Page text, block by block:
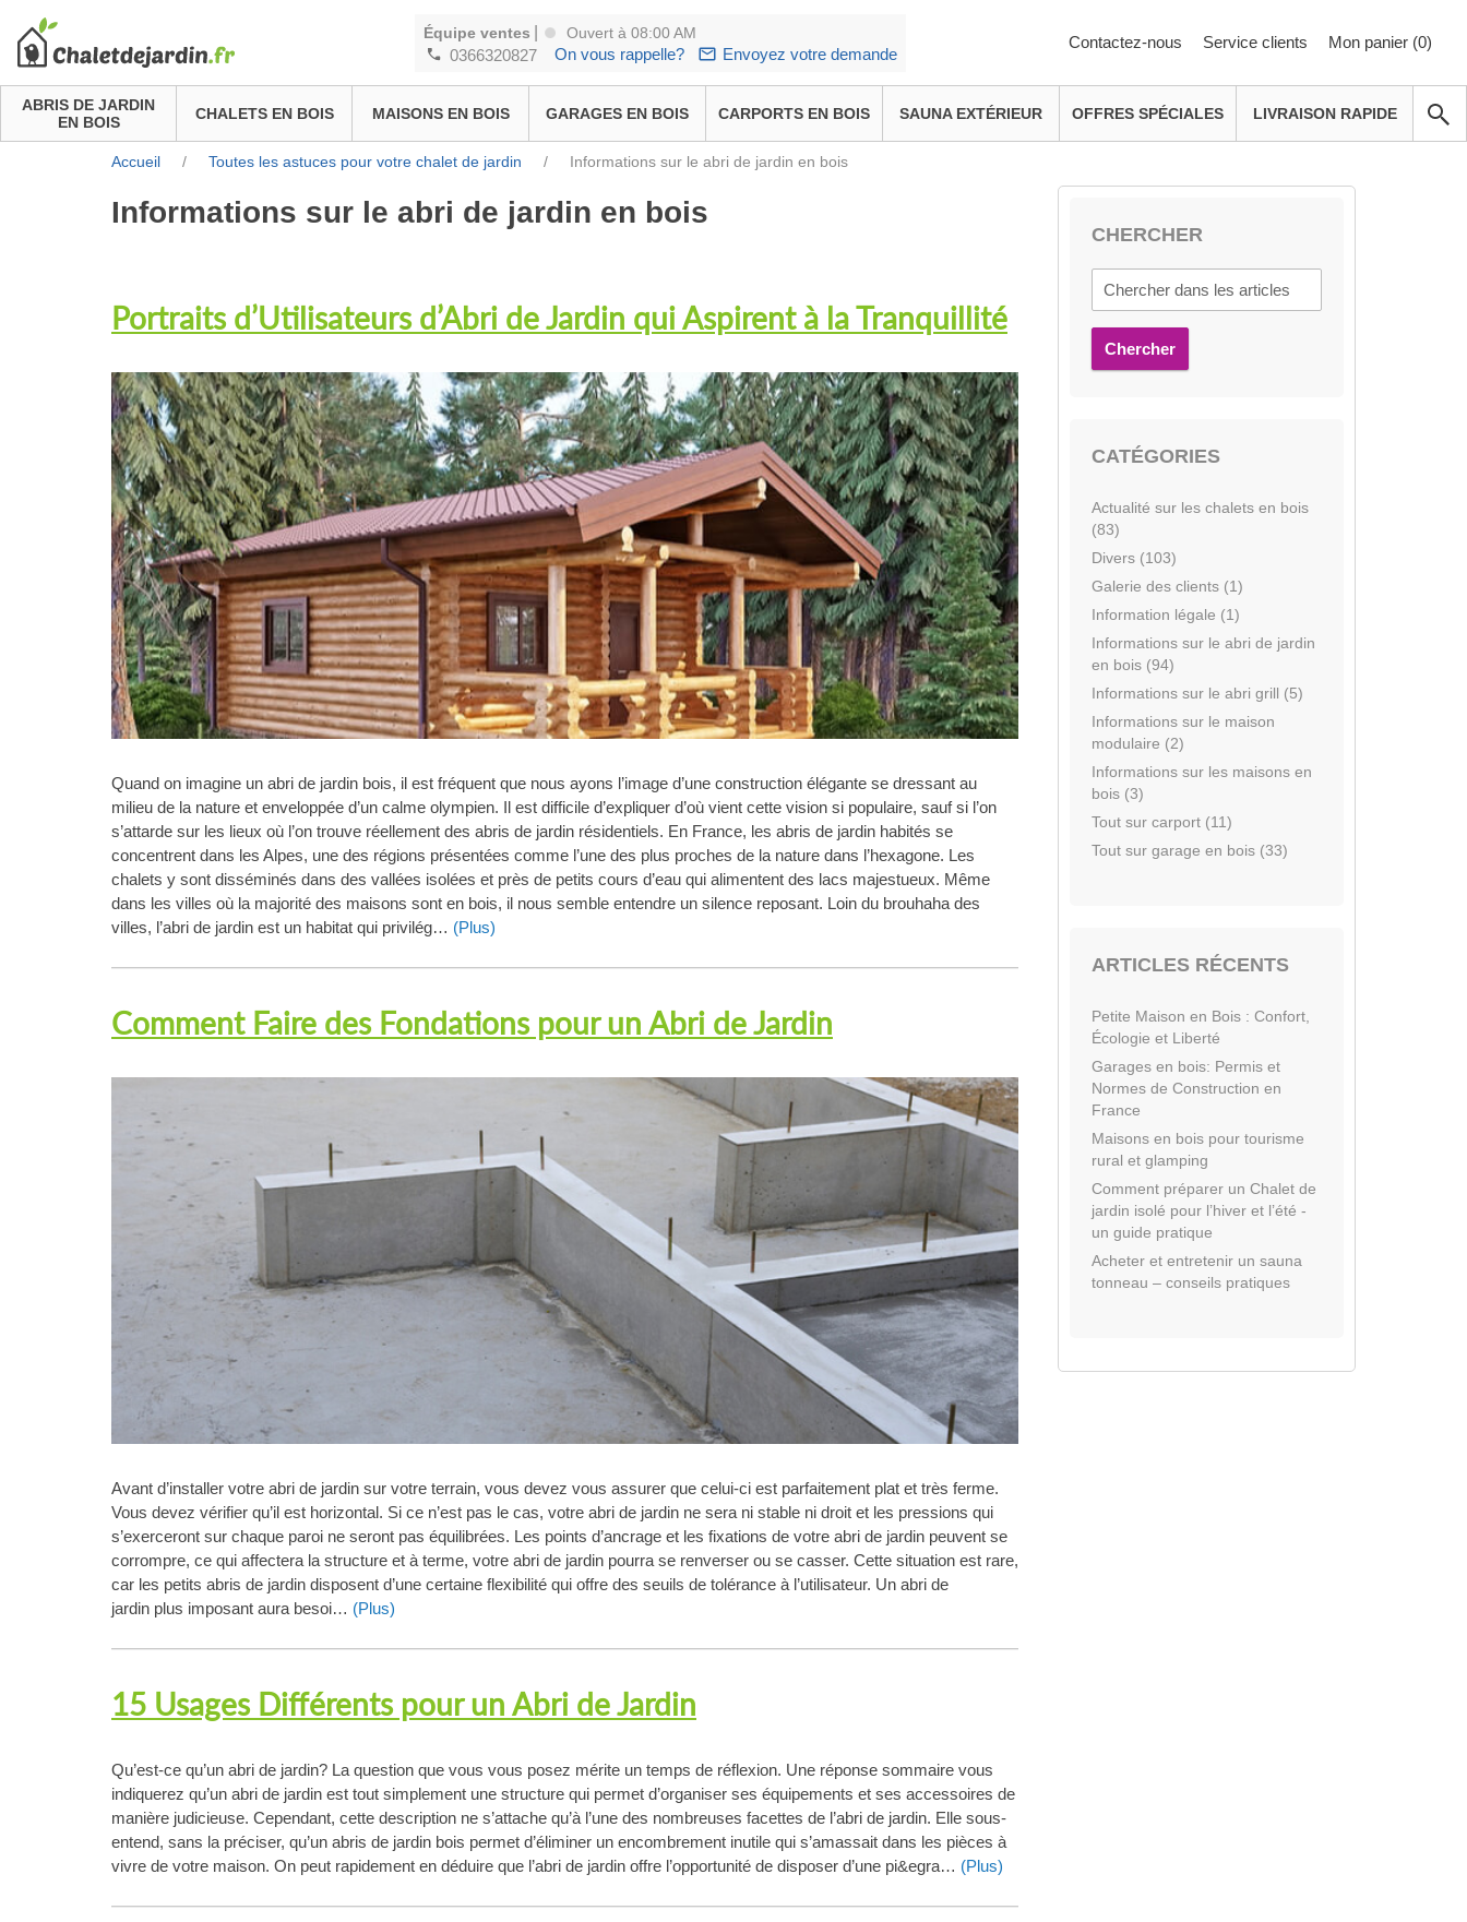
Équipe ventes Ouvert à 08:00 AM
0366320827 On vous rappelle? Envoyez votre demande
Contactez-nous Service clients Mon panier (0)
ABRIS DE JARDIN
EN BOIS
CHALETS EN BOIS MAISONS EN BOIS GARAGES EN BOIS CARPORTS EN BOIS SAUNA EXTÉRIEUR OFFRES SPÉCIALES LIVRAISON RAPIDE
Accueil / Toutes les astuces pour votre chalet de jardin / Informations sur le abri de jardin en bois
Informations sur le abri de jardin en bois
Portraits d’Utilisateurs d’Abri de Jardin qui Aspirent à la Tranquillité
Quand on imagine un abri de jardin bois, il est fréquent que nous ayons l’image d’une construction élégante se dressant au
milieu de la nature et enveloppée d’un calme olympien. Il est difficile d’expliquer d’où vient cette vision si populaire, sauf si l’on
s’attarde sur les lieux où l’on trouve réellement des abris de jardin résidentiels. En France, les abris de jardin habités se
concentrent dans les Alpes, une des régions présentées comme l’une des plus proches de la nature dans l’hexagone. Les
chalets y sont disséminés dans des vallées isolées et près de petits cours d’eau qui alimentent des lacs majestueux. Même
dans les villes où la majorité des maisons sont en bois, il nous semble entendre un silence reposant. Loin du brouhaha des
villes, l’abri de jardin est un habitat qui privilég… (Plus)
Comment Faire des Fondations pour un Abri de Jardin
Avant d’installer votre abri de jardin sur votre terrain, vous devez vous assurer que celui-ci est parfaitement plat et très ferme.
Vous devez vérifier qu’il est horizontal. Si ce n’est pas le cas, votre abri de jardin ne sera ni stable ni droit et les pressions qui
s’exerceront sur chaque paroi ne seront pas équilibrées. Les points d’ancrage et les fixations de votre abri de jardin peuvent se
corrompre, ce qui affectera la structure et à terme, votre abri de jardin pourra se renverser ou se casser. Cette situation est rare,
car les petits abris de jardin disposent d’une certaine flexibilité qui offre des seuils de tolérance à l’utilisateur. Un abri de
jardin plus imposant aura besoi… (Plus)
15 Usages Différents pour un Abri de Jardin
Qu’est-ce qu’un abri de jardin? La question que vous vous posez mérite un temps de réflexion. Une réponse sommaire vous
indiquerez qu’un abri de jardin est tout simplement une structure qui permet d’organiser ses équipements et ses accessoires de
manière judicieuse. Cependant, cette description ne s’attache qu’à l’une des nombreuses facettes de l’abri de jardin. Elle sous-
entend, sans la préciser, qu’un abris de jardin bois permet d’éliminer un encombrement inutile qui s’amassait dans les pièces à
vivre de votre maison. On peut rapidement en déduire que l’abri de jardin offre l’opportunité de disposer d’une pi&egra… (Plus)
CHERCHER
Chercher
CATÉGORIES
Actualité sur les chalets en bois
(83)
Divers (103)
Galerie des clients (1)
Information légale (1)
Informations sur le abri de jardin
en bois (94)
Informations sur le abri grill (5)
Informations sur le maison
modulaire (2)
Informations sur les maisons en
bois (3)
Tout sur carport (11)
Tout sur garage en bois (33)
ARTICLES RÉCENTS
Petite Maison en Bois : Confort,
Écologie et Liberté
Garages en bois: Permis et
Normes de Construction en
France
Maisons en bois pour tourisme
rural et glamping
Comment préparer un Chalet de
jardin isolé pour l’hiver et l’été -
un guide pratique
Acheter et entretenir un sauna
tonneau – conseils pratiques